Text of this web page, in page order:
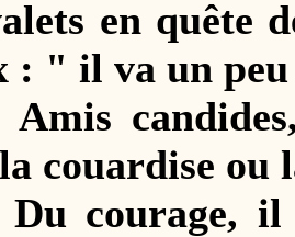
en quête
: " il va un
ne
couardise ou
il en